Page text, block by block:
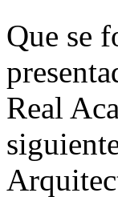
Que se
Real